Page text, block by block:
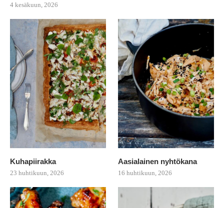
4 kesäkuun, 2026
Kuhapiirakka
23 huhtikuun, 2026
Aasialainen nyhtökana
16 huhtikuun, 2026